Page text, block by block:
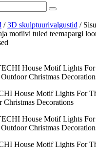
/3D skulptuurivalgustid / Sisu
House Motif Lights For
Christmas Decorations
House Motif Lights For